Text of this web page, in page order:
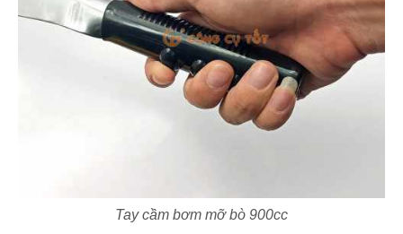
Tay cầm bơm mỡ bò 900cc